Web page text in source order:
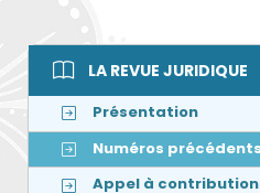
LA REVUE JURIDIQUE
Présentation
Numéros précédents
Appel à